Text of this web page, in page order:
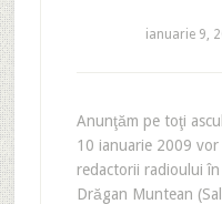
ianuarie 9,
Anunţăm pe toţi
10 ianuarie 2009 vor
redactorii radioului
Drăgan Muntean